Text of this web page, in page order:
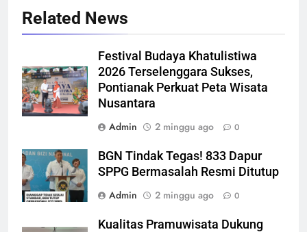
Related News
Festival Budaya Khatulistiwa
2026 Terselenggara Sukses,
Pontianak Perkuat Peta Wisata
Nusantara
Admin
2 minggu ago 0
BGN Tindak Tegas! 833 Dapur
SPPG Bermasalah Resmi Ditutup
Admin
2 minggu ago 0
Kualitas Pramuwisata Dukung